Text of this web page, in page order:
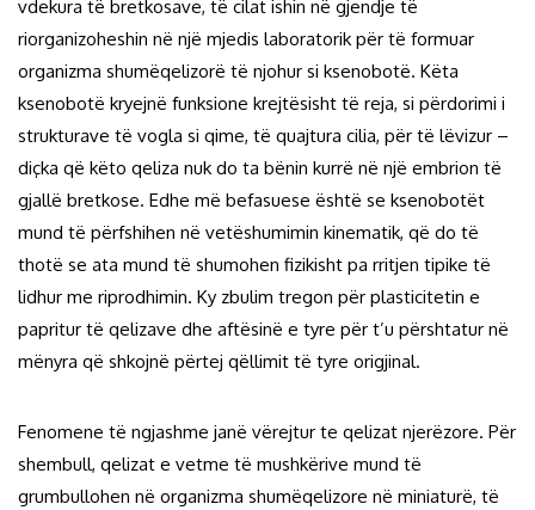
vdekura të bretkosave, të cilat ishin në gjendje të
riorganizoheshin në një mjedis laboratorik për të formuar
organizma shumëqelizorë të njohur si ksenobotë. Këta
ksenobotë kryejnë funksione krejtësisht të reja, si përdorimi i
strukturave të vogla si qime, të quajtura cilia, për të lëvizur –
diçka që këto qeliza nuk do ta bënin kurrë në një embrion të
gjallë bretkose. Edhe më befasuese është se ksenobotët
mund të përfshihen në vetëshumimin kinematik, që do të
thotë se ata mund të shumohen fizikisht pa rritjen tipike të
lidhur me riprodhimin. Ky zbulim tregon për plasticitetin e
papritur të qelizave dhe aftësinë e tyre për t’u përshtatur në
mënyra që shkojnë përtej qëllimit të tyre origjinal.
Fenomene të ngjashme janë vërejtur te qelizat njerëzore. Për
shembull, qelizat e vetme të mushkërive mund të
grumbullohen në organizma shumëqelizore në miniaturë, të